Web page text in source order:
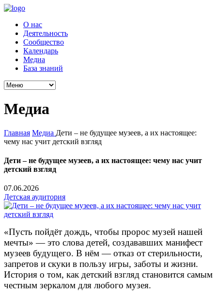
О нас
Деятельность
Сообщество
Календарь
Медиа
База знаний
Медиа
Главная Медиа Дети – не будущее музеев, а их настоящее:
чему нас учит детский взгляд
Дети – не будущее музеев, а их настоящее: чему нас учит
детский взгляд
07.06.2026
Детская аудитория
«Пусть пойдёт дождь, чтобы пророс музей нашей
мечты» — это слова детей, создававших манифест
музеев будущего. В нём — отказ от стерильности,
запретов и скуки в пользу игры, заботы и жизни.
История о том, как детский взгляд становится самым
честным зеркалом для любого музея.